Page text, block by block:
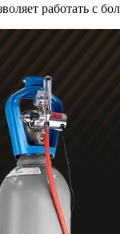
работать с